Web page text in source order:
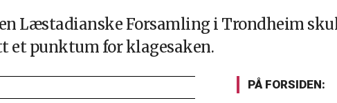
Læstadianske Forsamling i Trondheim
et punktum for klagesaken.
PÅ FORSIDEN: